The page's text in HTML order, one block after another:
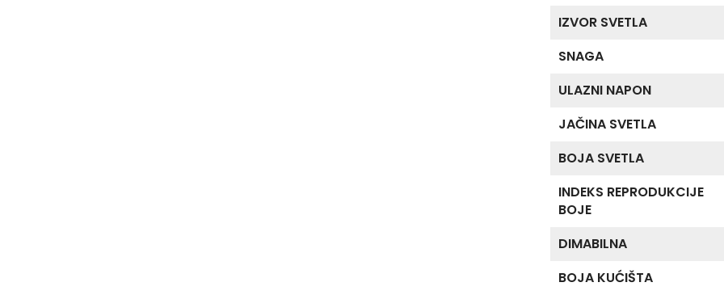
IZVOR SVETLA
SNAGA
ULAZNI NAPON
JAČINA SVETLA
BOJA SVETLA
INDEKS REPRODUKCIJE
BOJE
DIMABILNA
BOJA KUĆIŠTA